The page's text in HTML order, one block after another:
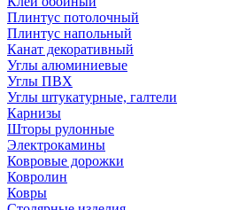
Плинтус потолочный
Плинтус напольный
Канат декоративный
Углы алюминиевые
Углы ПВХ
Углы штукатурные, галтели
Карнизы
Шторы рулонные
Электрокамины
Ковровые дорожки
Ковролин
Ковры